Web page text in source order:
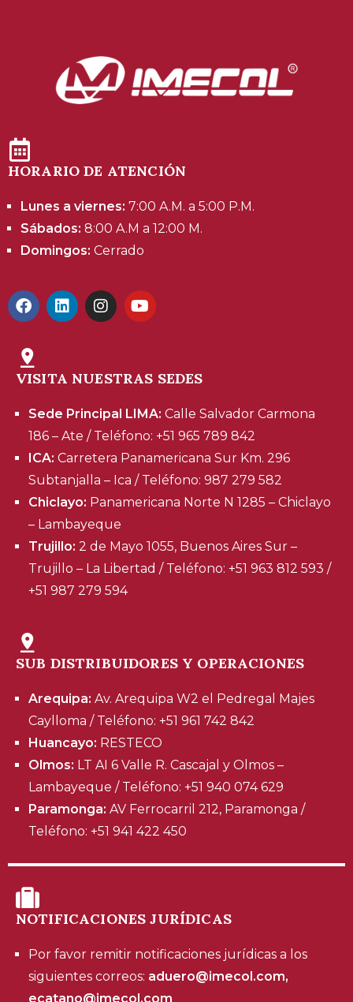
HORARIO DE ATENCIÓN
Lunes a viernes: 7:00 A.M. a 5:00 P.M.
Sábados: 8:00 A.M a 12:00 M.
Domingos: Cerrado
VISITA NUESTRAS SEDES
Sede Principal LIMA: Calle Salvador Carmona
186 – Ate / Teléfono: +51 965 789 842
ICA: Carretera Panamericana Sur Km. 296
Subtanjalla – Ica / Teléfono: 987 279 582
Chiclayo: Panamericana Norte N 1285 – Chiclayo
– Lambayeque
Trujillo: 2 de Mayo 1055, Buenos Aires Sur –
Trujillo – La Libertad / Teléfono: +51 963 812 593 /
+51 987 279 594
SUB DISTRIBUIDORES Y OPERACIONES
Arequipa: Av. Arequipa W2 el Pedregal Majes
Caylloma / Teléfono: +51 961 742 842
Huancayo: RESTECO
Olmos: LT AI 6 Valle R. Cascajal y Olmos –
Lambayeque / Teléfono: +51 940 074 629
Paramonga: AV Ferrocarril 212, Paramonga /
Teléfono: +51 941 422 450
NOTIFICACIONES JURÍDICAS
Por favor remitir notificaciones jurídicas a los
siguientes correos: aduero@imecol.com,
ecatano@imecol.com